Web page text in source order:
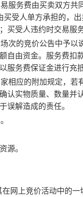
服务费由买卖双方共
受人单方承担的，
买受人违约时交易服
次的竞价公告中予以
自由资金。服务费扣
服务费保证金进行充抵
相应的附加规定，若
认实物质量、数量并
误解造成的责任。
源。
网上竞价活动中的一